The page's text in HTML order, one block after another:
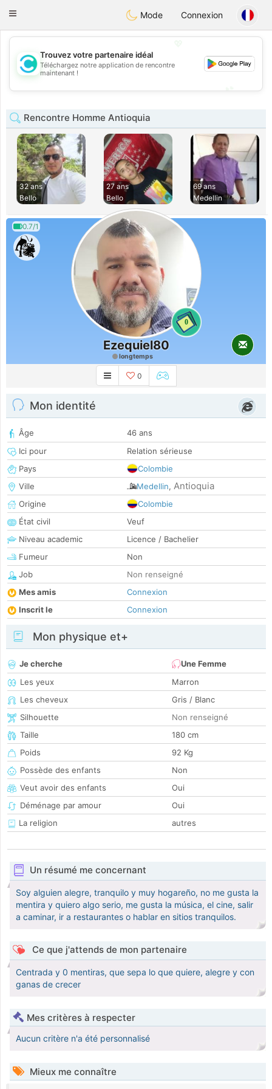
olombiaCitas
Toggle
Mode Connexion
💖
💕
Trouvez votre partenaire idéal
Téléchargez notre application de rencontre
maintenant !
Rencontre Homme Antioquia
32 ans
Bello
27 ans
Bello
69 ans
Medellin
0.7/1
0
Ezequiel80
longtemps
0
Mon identité
Âge
46 ans
Ici pour
Relation sérieuse
Pays
Colombie
Ville
Medellin, Antioquia
Origine
Colombie
État civil
Veuf
Niveau academic
Licence / Bachelier
Fumeur
Non
Job
Non renseigné
Mes amis
Connexion
Inscrit le
Connexion
Mon physique et+
Je cherche
Une Femme
Les yeux
Marron
Les cheveux
Gris / Blanc
Silhouette
Non renseigné
Taille
180 cm
Poids
92 Kg
Possède des enfants
Non
Veut avoir des enfants
Oui
Déménage par amour
Oui
La religion
autres
Un résumé me concernant
Soy alguien alegre, tranquilo y muy hogareño, no me gusta la
mentira y quiero algo serio, me gusta la música, el cine, salir
a caminar, ir a restaurantes o hablar en sitios tranquilos.
Ce que j'attends de mon partenaire
Centrada y 0 mentiras, que sepa lo que quiere, alegre y con
ganas de crecer
Mes critères à respecter
Aucun critère n'a été personnalisé
Mieux me connaître